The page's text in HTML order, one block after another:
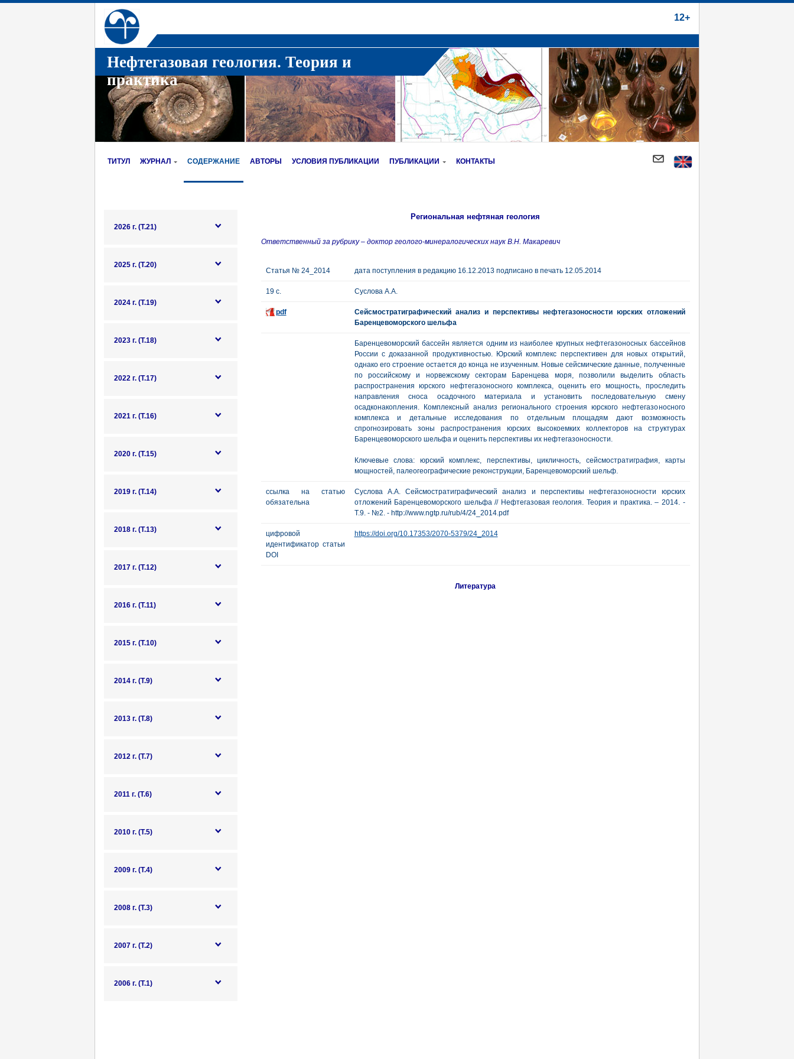
12+
Нефтегазовая геология. Теория и
практика
ТИТУЛ ЖУРНАЛ СОДЕРЖАНИЕ АВТОРЫ УСЛОВИЯ ПУБЛИКАЦИИ ПУБЛИКАЦИИ КОНТАКТЫ
2026 г. (Т.21)
2025 г. (Т.20)
2024 г. (Т.19)
2023 г. (Т.18)
2022 г. (Т.17)
2021 г. (Т.16)
2020 г. (Т.15)
2019 г. (Т.14)
2018 г. (Т.13)
2017 г. (Т.12)
2016 г. (Т.11)
2015 г. (Т.10)
2014 г. (Т.9)
2013 г. (Т.8)
2012 г. (Т.7)
2011 г. (Т.6)
2010 г. (Т.5)
2009 г. (Т.4)
2008 г. (Т.3)
2007 г. (Т.2)
2006 г. (Т.1)
Региональная нефтяная геология
Ответственный за рубрику – доктор геолого-минералогических наук В.Н. Макаревич
Статья № 24_2014 дата поступления в редакцию 16.12.2013 подписано в печать 12.05.2014
19 с. Суслова А.А.
pdf
Сейсмостратиграфический анализ и перспективы нефтегазоносности юрских отложений
Баренцевоморского шельфа
Баренцевоморский бассейн является одним из наиболее крупных нефтегазоносных бассейнов
России с доказанной продуктивностью. Юрский комплекс перспективен для новых открытий,
однако его строение остается до конца не изученным. Новые сейсмические данные, полученные
по российскому и норвежскому секторам Баренцева моря, позволили выделить область
распространения юрского нефтегазоносного комплекса, оценить его мощность, проследить
направления сноса осадочного материала и установить последовательную смену
осадконакопления. Комплексный анализ регионального строения юрского нефтегазоносного
комплекса и детальные исследования по отдельным площадям дают возможность
спрогнозировать зоны распространения юрских высокоемких коллекторов на структурах
Баренцевоморского шельфа и оценить перспективы их нефтегазоносности.
Ключевые слова: юрский комплекс, перспективы, цикличность, сейсмостратиграфия, карты
мощностей, палеогеографические реконструкции, Баренцевоморский шельф.
ссылка на статью
обязательна
Суслова А.А. Сейсмостратиграфический анализ и перспективы нефтегазоносности юрских
отложений Баренцевоморского шельфа // Нефтегазовая геология. Теория и практика. – 2014. -
Т.9. - №2. - http://www.ngtp.ru/rub/4/24_2014.pdf
цифровой
идентификатор статьи
DOI
https://doi.org/10.17353/2070-5379/24_2014
Литература